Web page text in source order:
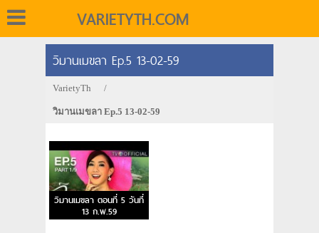
VARIETYTH.COM
วิมานเมขลา Ep.5 13-02-59
VarietyTh /
วิมานเมขลา Ep.5 13-02-59
วิมานเมขลา ตอนที่ 5 วันที่
13 ก.พ.59